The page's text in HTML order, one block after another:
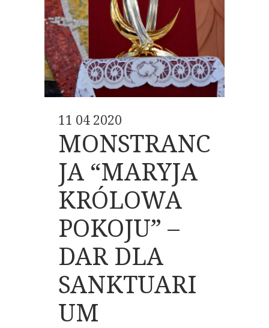
11 04 2020
MONSTRANC
JA “MARYJA
KRÓLOWA
POKOJU” –
DAR DLA
SANKTUARI
UM